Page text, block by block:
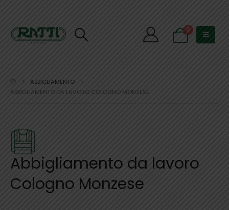
0
ABBIGLIAMENTO
ABBIGLIAMENTO DA LAVORO COLOGNO MONZESE
Abbigliamento da lavoro
Cologno Monzese